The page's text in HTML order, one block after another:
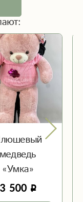
медведь
«Умка»
3 500